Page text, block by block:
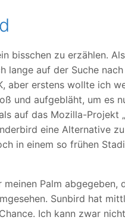
bisschen zu erzählen.
lange auf der Suche
aber erstens wollte ich
und aufgebläht, um es
auf das Mozilla-Projekt „
eine Alternative
in einem so frühen
Palm abgegeben,
Sunbird hat
Ich kann zwar